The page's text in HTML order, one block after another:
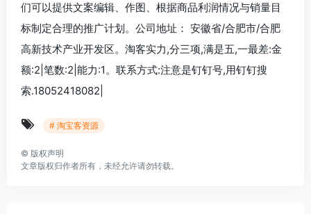
们可以提供文案编辑、作图、根据商品利润情况与销量目
标制定合理的推广计划。公司地址： 安徽省/合肥市/合肥
高新技术产业开发区。淘客实力,分三项,满是五,一最差:金
额:2|笔数:2|能力:1。联系方式:注意是钉钉号,用钉钉搜
索.18052418082|
# 淘宝客资源
© 版权声明
文章版权归作者所有，未经允许请勿转载。